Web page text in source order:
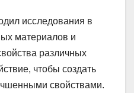
исследования в
материалов и
различных
чтобы создать
свойствами.